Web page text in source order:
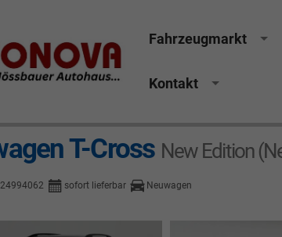
Fahrzeugmarkt
Kontakt
T-Cross New Edition
24994062 sofort lieferbar Neuwagen